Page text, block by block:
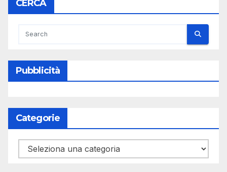
CERCA
Pubblicità
Categorie
Categorie